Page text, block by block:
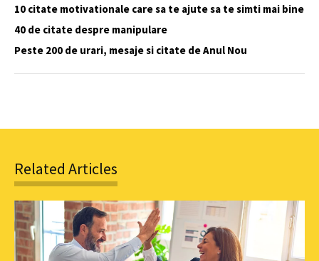
10 citate motivationale care sa te ajute sa te simti mai bine
40 de citate despre manipulare
Peste 200 de urari, mesaje si citate de Anul Nou
Related Articles